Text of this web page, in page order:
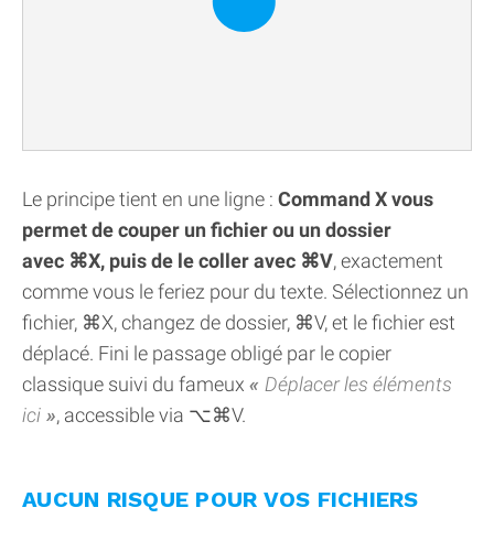
Le principe tient en une ligne : Command X vous
permet de couper un fichier ou un dossier
avec ⌘X, puis de le coller avec ⌘V, exactement
comme vous le feriez pour du texte. Sélectionnez un
fichier, ⌘X, changez de dossier, ⌘V, et le fichier est
déplacé. Fini le passage obligé par le copier
classique suivi du fameux
Déplacer les éléments
ici
, accessible via ⌥⌘V.
AUCUN RISQUE POUR VOS FICHIERS